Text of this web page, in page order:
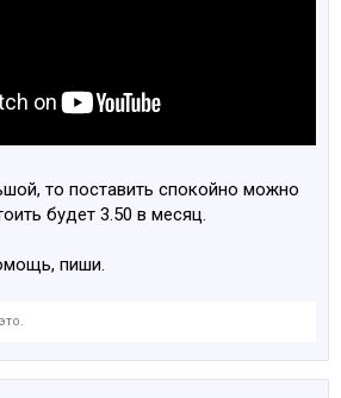
то поставить спокойно можно
будет 3.50 в месяц.
пиши.